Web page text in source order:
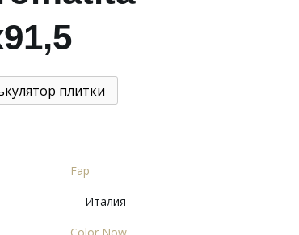
плитки
Fap
Италия